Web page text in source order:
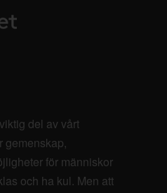
del av vårt
gemenskap,
för människor
och ha kul. Men att